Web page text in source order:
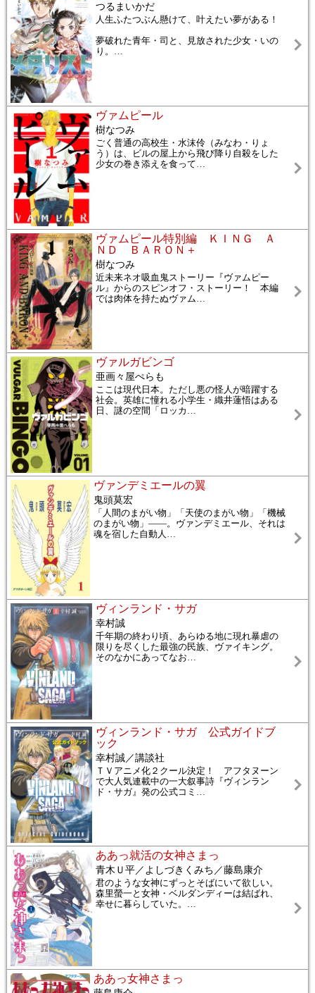
つるまいかだ
人生ふたつぶん懸けて、叶えたい夢がある！
夢破れた青年・司と、見放された少女・いの
り。 …
ヴァムピール
樹なつみ
ごく普通の高校生・水沫伶（みなわ・りょ
う）は、ビルの屋上から飛び降り自殺をした
少女の巻き添えを食って…
ヴァムピール特別編 ＫＩＮＧ Ａ
ＮＤ ＢＡＲＯＮ＋
樹なつみ
近未来ネオ吸血鬼ストーリー『ヴァムピー
ル』からのスピンオフ・ストーリー！ 本編
では肉体を持たぬヴァム…
ヴァルガビンゴ
亜画々屋ぺらも
ここは現代日本。ただし悪の怪人が暗躍する
社会。英雄に憧れる小学生・織井蓮悟はある
日、謎の空間「ロッカ …
ヴァンデミエールの翼
鬼頭莫宏
「人間のまがい物」「天使のまがい物」「機械
のまがい物」――。ヴァンデミエール、それは
魂を宿した自動人 …
ヴィンランド・サガ
幸村誠
千年期の終わり頃、あらゆる地に現れ暴虐の
限りを尽くした最強の民族、ヴァイキング。
そのなかにあってなお…
ヴィンランド・サガ 公式ガイドブ
ック
幸村誠／講談社
ＴＶアニメ化２クール決定！ アフタヌーン
で大人気連載中の一大叙事詩『ヴィンラン
ド・サガ』発の公式コミ …
ああっ就活の女神さまっ
青木Ｕ平／よしづきくみち／藤島康介
君のような女神にずっとそばにいて欲しい。
森里螢一と女神・ベルダンディーは結ばれ、
幸せに暮らしていた。 …
ああっ女神さまっ